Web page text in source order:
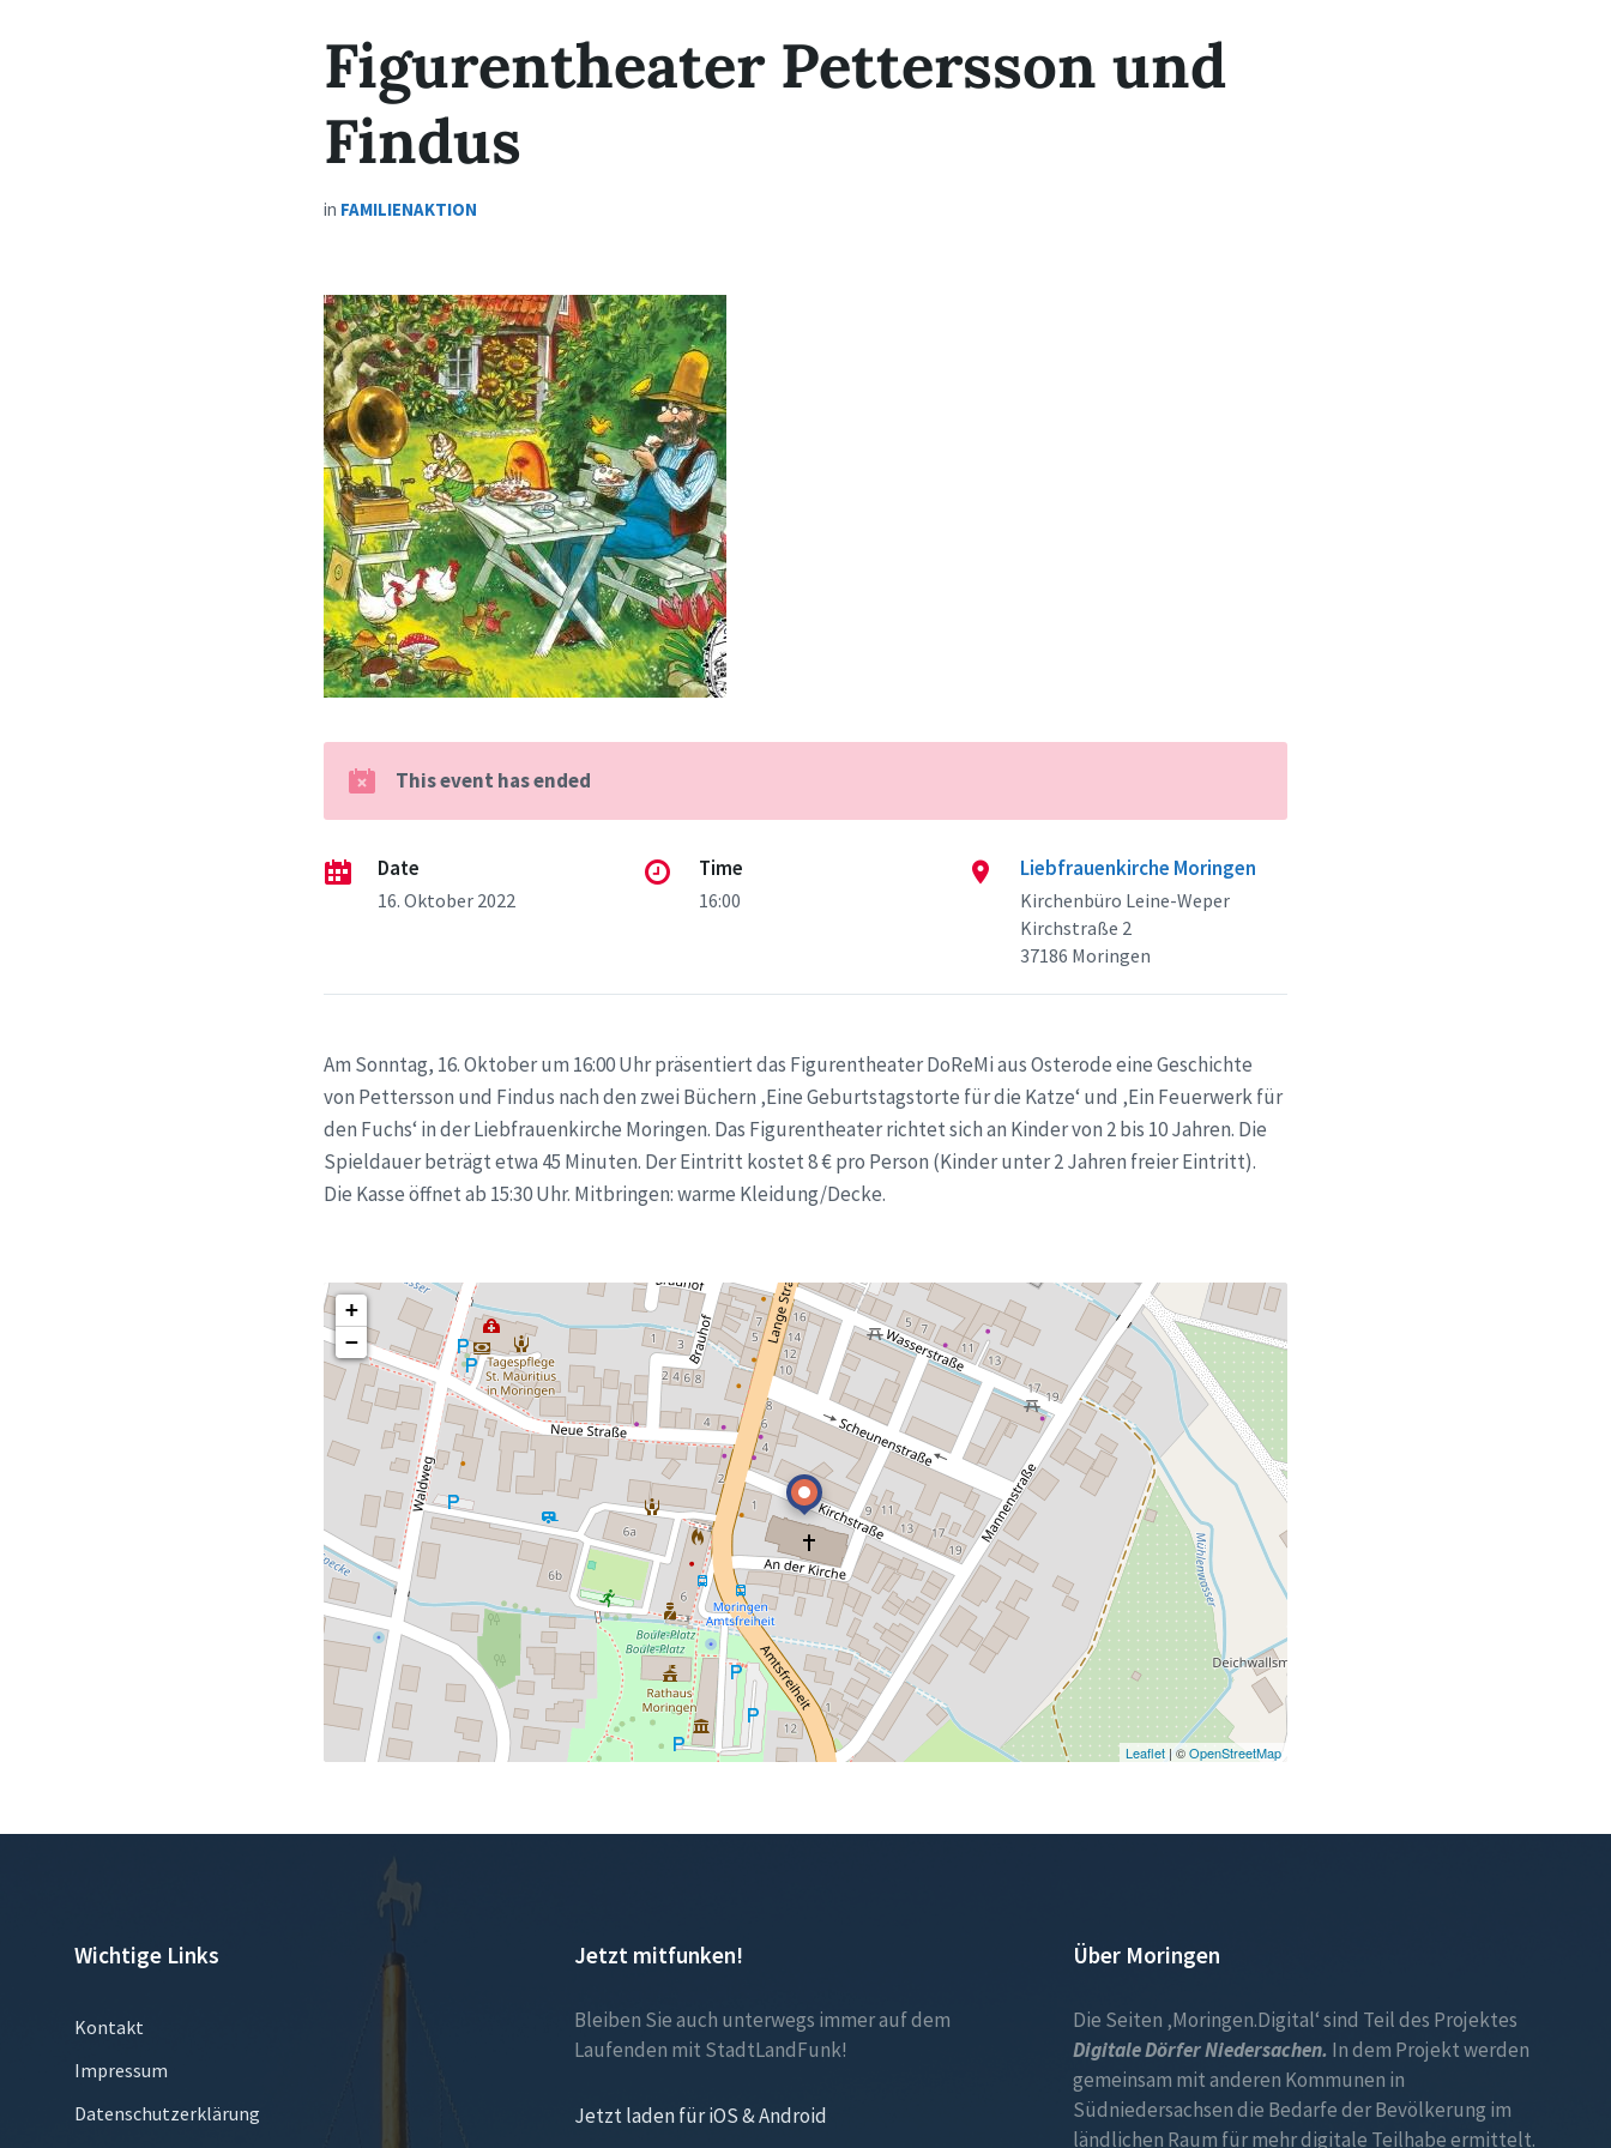
Figurentheater Pettersson und
Findus
in FAMILIENAKTION
This event has ended
Date
16. Oktober 2022
Time
16:00
Liebfrauenkirche Moringen
Kirchenbüro Leine-Weper
Kirchstraße 2
37186 Moringen
Am Sonntag, 16. Oktober um 16:00 Uhr präsentiert das Figurentheater DoReMi aus Osterode eine Geschichte
von Pettersson und Findus nach den zwei Büchern ‚Eine Geburtstagstorte für die Katze‘ und ‚Ein Feuerwerk für
den Fuchs‘ in der Liebfrauenkirche Moringen. Das Figurentheater richtet sich an Kinder von 2 bis 10 Jahren. Die
Spieldauer beträgt etwa 45 Minuten. Der Eintritt kostet 8 € pro Person (Kinder unter 2 Jahren freier Eintritt).
Die Kasse öffnet ab 15:30 Uhr. Mitbringen: warme Kleidung/Decke.
+
−
Leaflet| ©OpenStreetMap
Wichtige Links
Kontakt
Impressum
Datenschutzerklärung
Jetzt mitfunken!
Bleiben Sie auch unterwegs immer auf dem
Laufenden mit StadtLandFunk!
Jetzt laden für iOS & Android
Über Moringen
Die Seiten ‚Moringen.Digital‘ sind Teil des Projektes
Digitale Dörfer Niedersachen. In dem Projekt werden
gemeinsam mit anderen Kommunen in
Südniedersachsen die Bedarfe der Bevölkerung im
ländlichen Raum für mehr digitale Teilhabe ermittelt.